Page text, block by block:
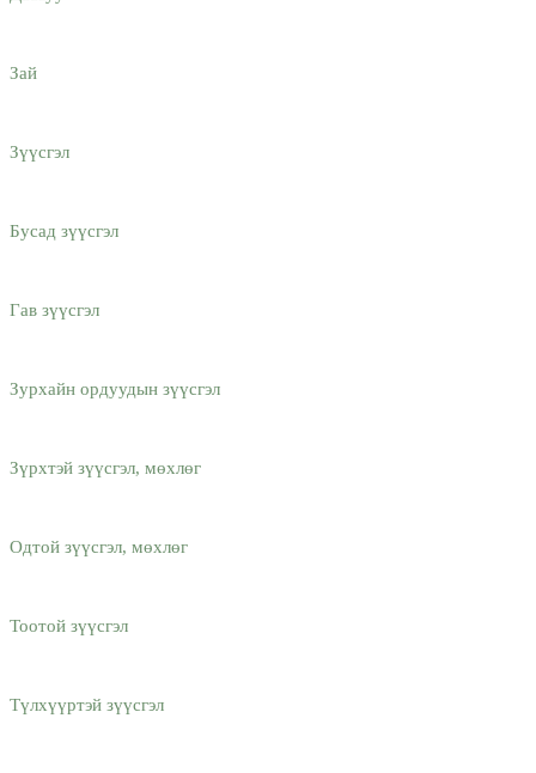
Зай
Зүүсгэл
Бусад зүүсгэл
Гав зүүсгэл
Зурхайн ордуудын зүүсгэл
Зүрхтэй зүүсгэл, мөхлөг
Одтой зүүсгэл, мөхлөг
Тоотой зүүсгэл
Түлхүүртэй зүүсгэл